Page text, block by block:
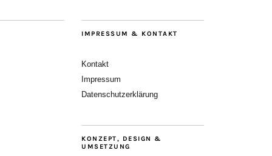
IMPRESSUM & KONTAKT
Kontakt
Impressum
Datenschutzerklärung
KONZEPT, DESIGN &
UMSETZUNG